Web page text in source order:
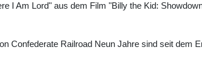
I Am Lord" aus dem Film "Billy the Kid:
Confederate Railroad Neun Jahre sind seit